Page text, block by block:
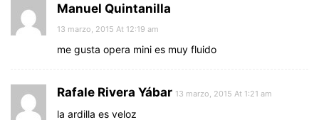
Manuel Quintanilla
13 marzo, 2015 At 12:19 am
me gusta opera mini es muy fluido
Rafale Rivera Yábar 13 marzo, 2015 At 1:21 am
la ardilla es veloz